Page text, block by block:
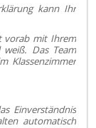
kann Ihr
vorab mit Ihrem
Das Team
Klassenzimmer
Einverständnis
automatisch